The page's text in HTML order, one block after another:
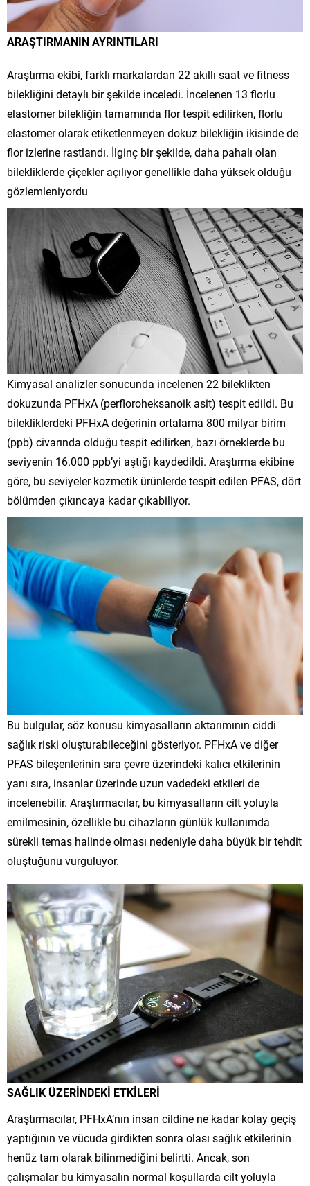
ARAŞTIRMANIN AYRINTILARI
Araştırma ekibi, farklı markalardan 22 akıllı saat ve fitness
bilekliğini detaylı bir şekilde inceledi. İncelenen 13 florlu
elastomer bilekliğin tamamında flor tespit edilirken, florlu
elastomer olarak etiketlenmeyen dokuz bilekliğin ikisinde de
flor izlerine rastlandı. İlginç bir şekilde, daha pahalı olan
bilekliklerde çiçekler açılıyor genellikle daha yüksek olduğu
gözlemleniyordu
Kimyasal analizler sonucunda incelenen 22 bileklikten
dokuzunda PFHxA (perfloroheksanoik asit) tespit edildi. Bu
bilekliklerdeki PFHxA değerinin ortalama 800 milyar birim
(ppb) civarında olduğu tespit edilirken, bazı örneklerde bu
seviyenin 16.000 ppb’yi aştığı kaydedildi. Araştırma ekibine
göre, bu seviyeler kozmetik ürünlerde tespit edilen PFAS, dört
bölümden çıkıncaya kadar çıkabiliyor.
Bu bulgular, söz konusu kimyasalların aktarımının ciddi
sağlık riski oluşturabileceğini gösteriyor. PFHxA ve diğer
PFAS bileşenlerinin sıra çevre üzerindeki kalıcı etkilerinin
yanı sıra, insanlar üzerinde uzun vadedeki etkileri de
incelenebilir. Araştırmacılar, bu kimyasalların cilt yoluyla
emilmesinin, özellikle bu cihazların günlük kullanımda
sürekli temas halinde olması nedeniyle daha büyük bir tehdit
oluştuğunu vurguluyor.
SAĞLIK ÜZERİNDEKİ ETKİLERİ
Araştırmacılar, PFHxA’nın insan cildine ne kadar kolay geçiş
yaptığının ve vücuda girdikten sonra olası sağlık etkilerinin
henüz tam olarak bilinmediğini belirtti. Ancak, son
çalışmalar bu kimyasalın normal koşullarda cilt yoluyla